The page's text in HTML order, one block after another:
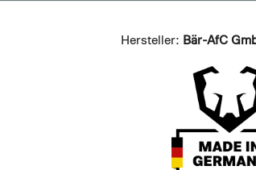
Ansicht von unten
Hersteller: Bär-AfC